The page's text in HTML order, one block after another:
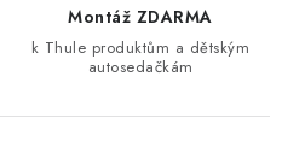
Montáž ZDARMA
k Thule produktům a dětským
autosedačkám